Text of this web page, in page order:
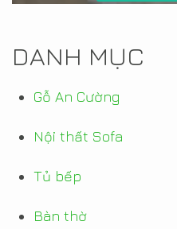
DANH MỤC
Gỗ An Cường
Nội thất Sofa
Tủ bếp
Bàn thờ